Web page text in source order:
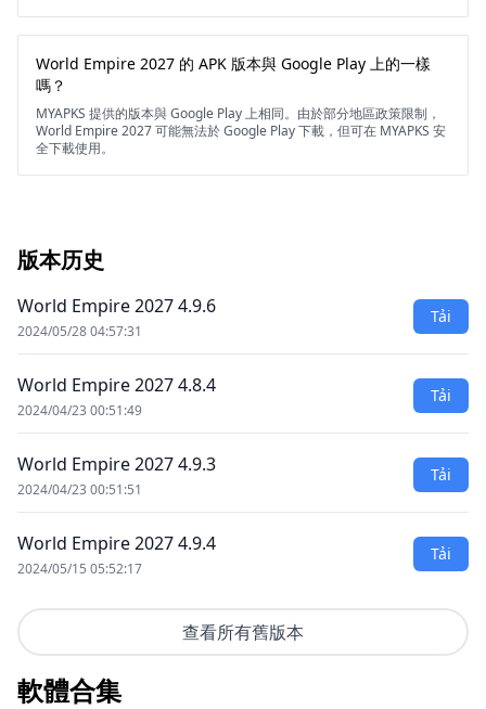
World Empire 2027 的 APK 版本與 Google Play 上的一樣
嗎？
MYAPKS 提供的版本與 Google Play 上相同。由於部分地區政策限制，
World Empire 2027 可能無法於 Google Play 下載，但可在 MYAPKS 安
全下載使用。
版本历史
World Empire 2027 4.9.6
2024/05/28 04:57:31
Tải
World Empire 2027 4.8.4
2024/04/23 00:51:49
Tải
World Empire 2027 4.9.3
2024/04/23 00:51:51
Tải
World Empire 2027 4.9.4
2024/05/15 05:52:17
Tải
查看所有舊版本
軟體合集